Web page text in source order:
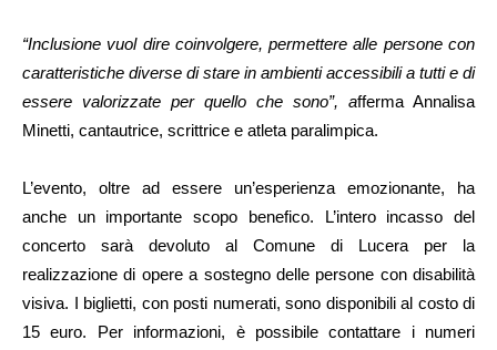
“Inclusione vuol dire coinvolgere, permettere alle persone con
caratteristiche diverse di stare in ambienti accessibili a tutti e di
essere valorizzate per quello che sono”, afferma Annalisa
Minetti, cantautrice, scrittrice e atleta paralimpica.
L’evento, oltre ad essere un’esperienza emozionante, ha
anche un importante scopo benefico. L’intero incasso del
concerto sarà devoluto al Comune di Lucera per la
realizzazione di opere a sostegno delle persone con disabilità
visiva. I biglietti, con posti numerati, sono disponibili al costo di
15 euro. Per informazioni, è possibile contattare i numeri